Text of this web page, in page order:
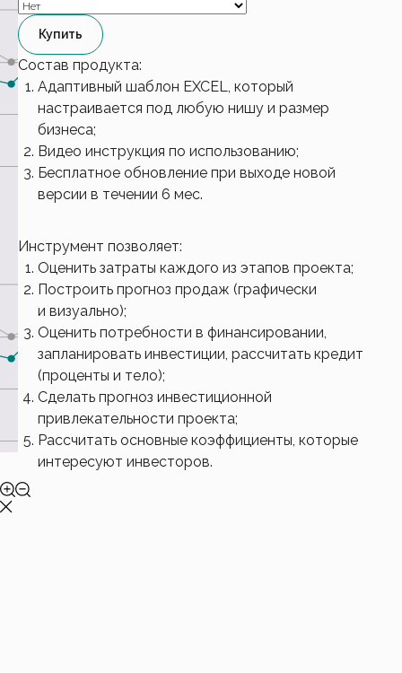
Купить
Состав продукта:
Адаптивный шаблон EXCEL, который
настраивается под любую нишу и размер
бизнеса;
Видео инструкция по использованию;
Бесплатное обновление при выходе новой
версии в течении 6 мес.
Инструмент позволяет:
Оценить затраты каждого из этапов проекта;
Построить прогноз продаж (графически
и визуально);
Оценить потребности в финансировании,
запланировать инвестиции, рассчитать кредит
(проценты и тело);
Сделать прогноз инвестиционной
привлекательности проекта;
Рассчитать основные коэффициенты, которые
интересуют инвесторов.